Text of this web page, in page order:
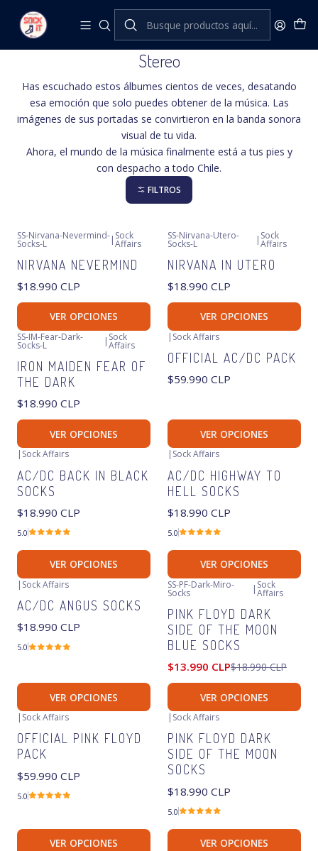
Inicio Sock Affairs Stereo
Stereo
Has escuchado estos álbumes cientos de veces, desatando
esa emoción que solo puedes obtener de la música. Las
imágenes de sus portadas se convirtieron en la banda sonora
visual de tu vida.
Ahora, el mundo de la música finalmente está a tus pies y
con despacho a todo Chile.
FILTROS
SS-Nirvana-Nevermind-
Socks-L | Sock
Affairs
NIRVANA NEVERMIND
$18.990 CLP
VER OPCIONES
SS-Nirvana-Utero-
Socks-L | Sock
Affairs
NIRVANA IN UTERO
$18.990 CLP
VER OPCIONES
SS-IM-Fear-Dark-
Socks-L | Sock
Affairs
IRON MAIDEN FEAR OF
THE DARK
$18.990 CLP
VER OPCIONES
| Sock Affairs
OFFICIAL AC/DC PACK
$59.990 CLP
VER OPCIONES
| Sock Affairs
AC/DC BACK IN BLACK
SOCKS
$18.990 CLP
5.0
VER OPCIONES
| Sock Affairs
AC/DC HIGHWAY TO
HELL SOCKS
$18.990 CLP
5.0
VER OPCIONES
| Sock Affairs
AC/DC ANGUS SOCKS
$18.990 CLP
5.0
VER OPCIONES
-26%
SS-PF-Dark-Miro-
Socks | Sock
Affairs
PINK FLOYD DARK
SIDE OF THE MOON
BLUE SOCKS
$13.990 CLP$18.990 CLP
VER OPCIONES
| Sock Affairs
OFFICIAL PINK FLOYD
PACK
$59.990 CLP
5.0
VER OPCIONES
| Sock Affairs
PINK FLOYD DARK
SIDE OF THE MOON
SOCKS
$18.990 CLP
5.0
VER OPCIONES